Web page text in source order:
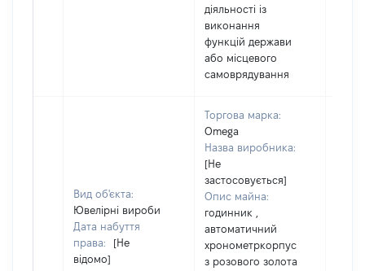
діяльності із
виконання
функцій держави
або місцевого
самоврядування
Вид об'єкта:
Ювелірні вироби
Дата набуття
права:
[Не
відомо]
Торгова марка:
Omega
Назва виробника:
[Не
застосовується]
Опис майна:
годинник ,
автоматичний
хронометркорпус
з розового золота